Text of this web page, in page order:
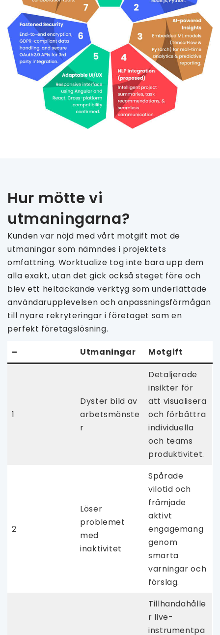
Hur mötte vi
utmaningarna?
Kunden var nöjd med vårt motgift mot de
utmaningar som nämndes i projektets
omfattning. Worktualize tog inte bara upp dem
alla exakt, utan det gick också steget före och
blev ett heltäckande verktyg som underlättade
användarupplevelsen och anpassningsförmågan
till nyare rekryteringar i företaget som en
perfekt företagslösning.
– Utmaningar Motgift
1
Dyster bild av
arbetsmönste
r
Detaljerade
insikter för
att visualisera
och förbättra
individuella
och teams
produktivitet.
2
Löser
problemet
med
inaktivitet
Spårade
vilotid och
främjade
aktivt
engagemang
genom
smarta
varningar och
förslag.
Tillhandahålle
r live-
instrumentpa